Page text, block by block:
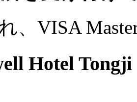
、VISA
Hotel